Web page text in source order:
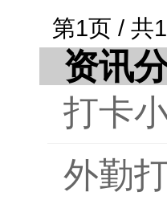
第1页 / 共
资讯
打卡
外勤